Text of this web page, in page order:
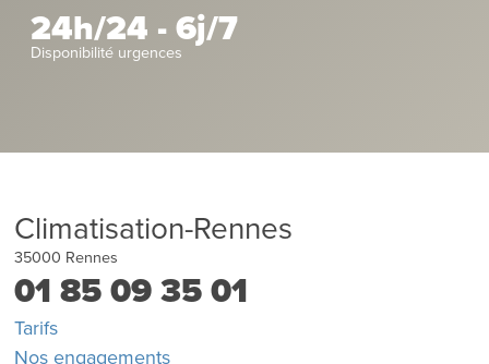
24h/24 - 6j/7
Disponibilité urgences
Climatisation-Rennes
35000 Rennes
01 85 09 35 01
Tarifs
Nos engagements